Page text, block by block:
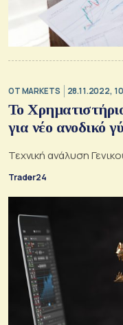
OT MARKETS 28.11.2022,
Το
για νέο ανοδικό
Τεχνική ανάλυση
Trader24